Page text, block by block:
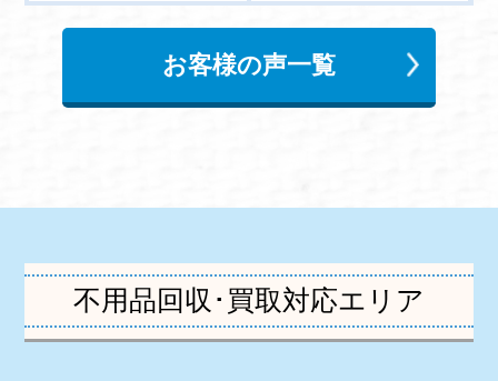
お客様の声一覧
不用品回収･買取対応エリア